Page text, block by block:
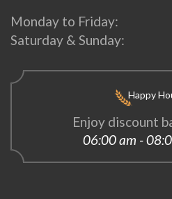
Monday to Friday:
Saturday & Sunday:
Happy
Enjoy discount
06:00 am -